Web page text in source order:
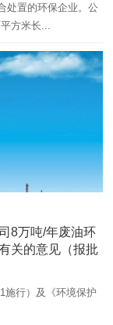
处置的环保企业。公
方米长...
8万吨/年废油环
关的意见（报批
施行）及《环境保护